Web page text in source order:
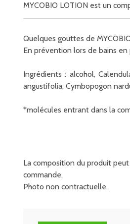
MYCOBIO LOTION est un
Quelques gouttes de
En prévention lors de bains
Ingrédients : alcohol,
angustifolia, Cymbopogon
*molécules entrant dans la
La composition du produit
commande.
Photo non contractuelle.